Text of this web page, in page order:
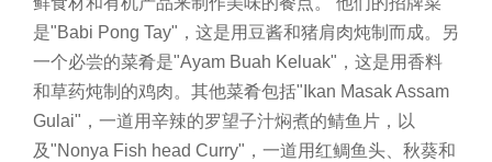
是"Babi Pong Tay"，这是用豆酱和猪肩肉炖制而成。另
一个必尝的菜肴是"Ayam Buah Keluak"，这是用香料
和草药炖制的鸡肉。其他菜肴包括"Ikan Masak Assam
Gulai"，一道用辛辣的罗望子汁焖煮的鲭鱼片，以
及"Nonya Fish head Curry"，一道用红鲷鱼头、秋葵和